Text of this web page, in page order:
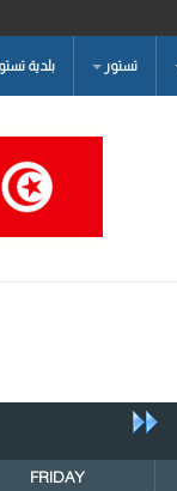
تستور بلدية
FRIDAY